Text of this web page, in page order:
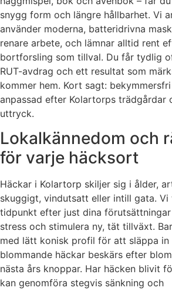
snygg form och längre hållbarhet. Vi
använder moderna, batteridrivna
renare arbete, och lämnar alltid rent
bortforsling som tillval. Du får tydlig
RUT-avdrag och ett resultat som
kommer hem. Kort sagt:
anpassad efter Kolartorps trädgårdar
uttryck.
Lokalkännedom och
för varje häcksort
Häckar i Kolartorp skiljer sig i ålder,
skuggigt, vindutsatt eller intill gata.
tidpunkt efter just dina
stress och stimulera ny, tät tillväxt.
med lätt konisk profil för att släppa in
blommande häckar beskärs efter
nästa års knoppar. Har häcken blivit
kan genomföra stegvis sänkning och